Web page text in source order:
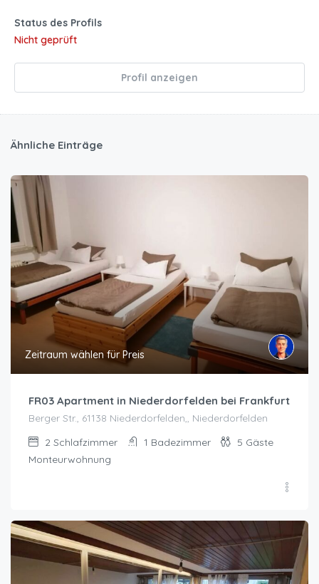
Status des Profils
Nicht geprüft
Profil anzeigen
Ähnliche Einträge
Zeitraum wählen für Preis
FR03 Apartment in Niederdorfelden bei Frankfurt
Berger Str., 61138 Niederdorfelden,, Niederdorfelden
2 Schlafzimmer 1 Badezimmer 5 Gäste
Monteurwohnung